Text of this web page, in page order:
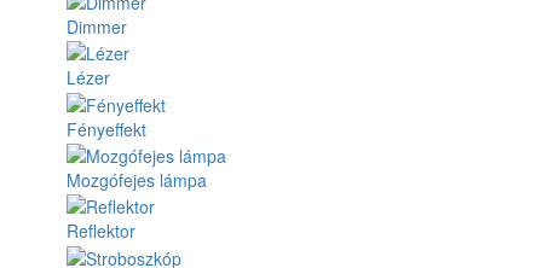
Dimmer
Lézer
Fényeffekt
Mozgófejes lámpa
Reflektor